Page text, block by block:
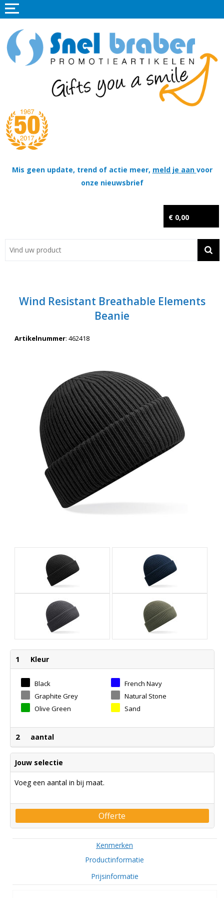
Mis geen update, trend of actie meer, meld je aan voor
onze nieuwsbrief
€ 0,00
Home
Promotieartikelen
Tassen
Thema's
Contact
Wil je snel een advies? Bel nu 053-7920045 of 06-55731304
Wind Resistant Breathable Elements
Beanie
Artikelnummer: 462418
1 Kleur
Black
French Navy
Graphite Grey
Natural Stone
Olive Green
Sand
2 aantal
Jouw selectie
Voeg een aantal in bij maat.
Offerte
Kenmerken
Productinformatie
Prijsinformatie